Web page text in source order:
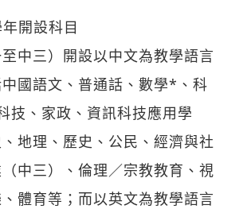
開設科目
中三）開設以中文為教學語言
國語文、普通話、數學*、科
技、家政、資訊科技應用學
地理、歷史、公民、經濟與社
中三）、倫理／宗教教育、視
體育等；而以英文為教學語言